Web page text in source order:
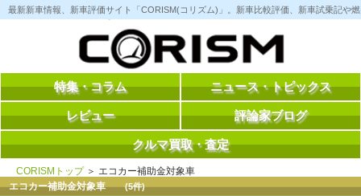
コ
ン
へ
最新新車情報、新車評価サイト「CORISM(コリズム)」。新車比較評価、新車試乗記や
特集・コラム ニュース・トピックス
レビュー 評論家ブログ
クルマ買取・査定
CORISMトップ＞ エコカー補助金対象車
エコカー補助金対象車(5件)